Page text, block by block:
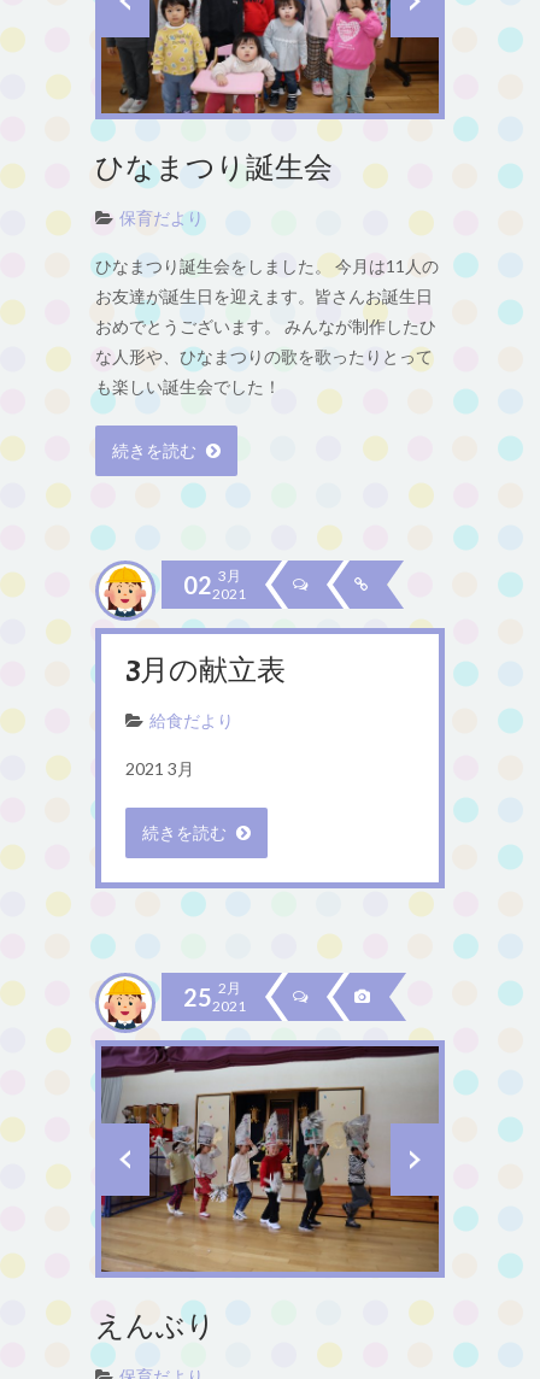
ひなまつり誕生会
保育だより
ひなまつり誕生会をしました。 今月は11人の
お友達が誕生日を迎えます。皆さんお誕生日
おめでとうございます。 みんなが制作したひ
な人形や、ひなまつりの歌を歌ったりとって
も楽しい誕生会でした！
続きを読む
02 3月
2021
3月の献立表
給食だより
2021 3月
続きを読む
25 2月
2021
えんぶり